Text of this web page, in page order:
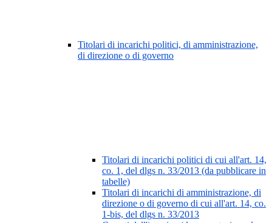
Titolari di incarichi politici, di amministrazione,
di direzione o di governo
Titolari di incarichi politici di cui all'art. 14,
co. 1, del dlgs n. 33/2013 (da pubblicare in
tabelle)
Titolari di incarichi di amministrazione, di
direzione o di governo di cui all'art. 14, co.
1-bis, del dlgs n. 33/2013